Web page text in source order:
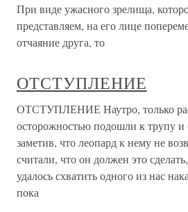
При виде ужасного зрелища,
представляем, на его лице
отчаяние друга, то
ОТСТУПЛЕНИЕ
ОТСТУПЛЕНИЕ Наутро, только
осторожностью подошли к трупу и
заметив, что леопард к нему не
считали, что он должен это
удалось схватить одного из нас
пока